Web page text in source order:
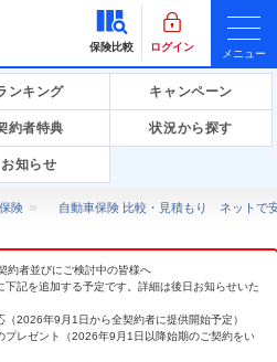
保険比較 ログイン
メニュー
ンキング キャンペーン
約者特典 状況から探す
お知らせ
険 自動車保険 比較・見積もり ネットで
者並びにご検討中の皆様へ
記を追加する予定です。詳細は後日お知らせいた
2026年9月1日から全契約者に提供開始予定）
プレゼント（2026年9月1日以降始期のご契約をい